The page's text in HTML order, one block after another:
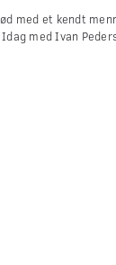
med et kendt
med Ivan